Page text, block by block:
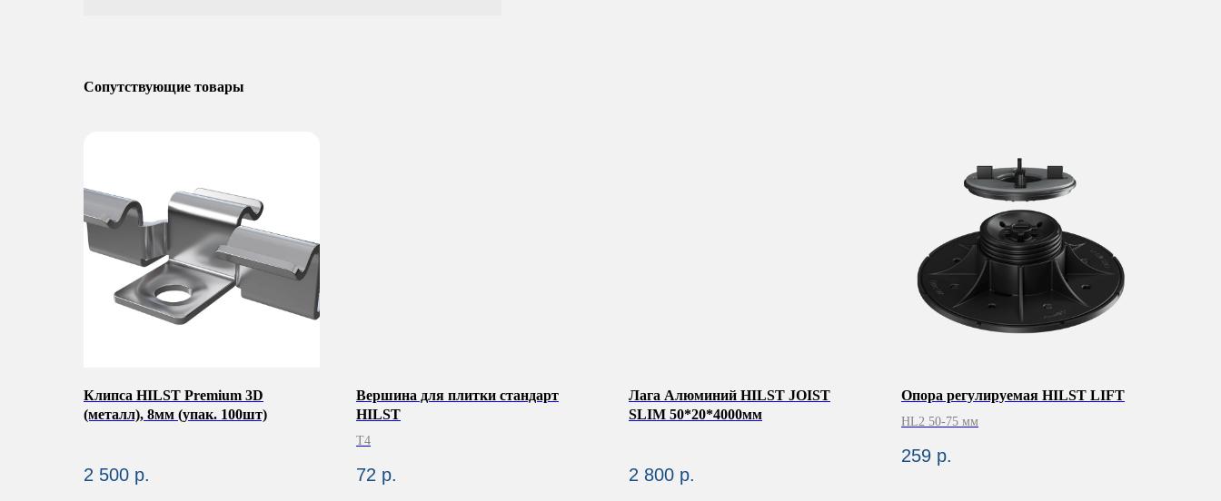
Сопутствующие товары
Клипса HILST Premium 3D
(металл), 8мм (упак. 100шт)
2 500 р.
Вершина для плитки стандарт
HILST
Т4
72 р.
Лага Алюминий HILST JOIST
SLIM 50*20*4000мм
2 800 р.
Опора регулируемая HILST LIFT
HL2 50-75 мм
259 р.